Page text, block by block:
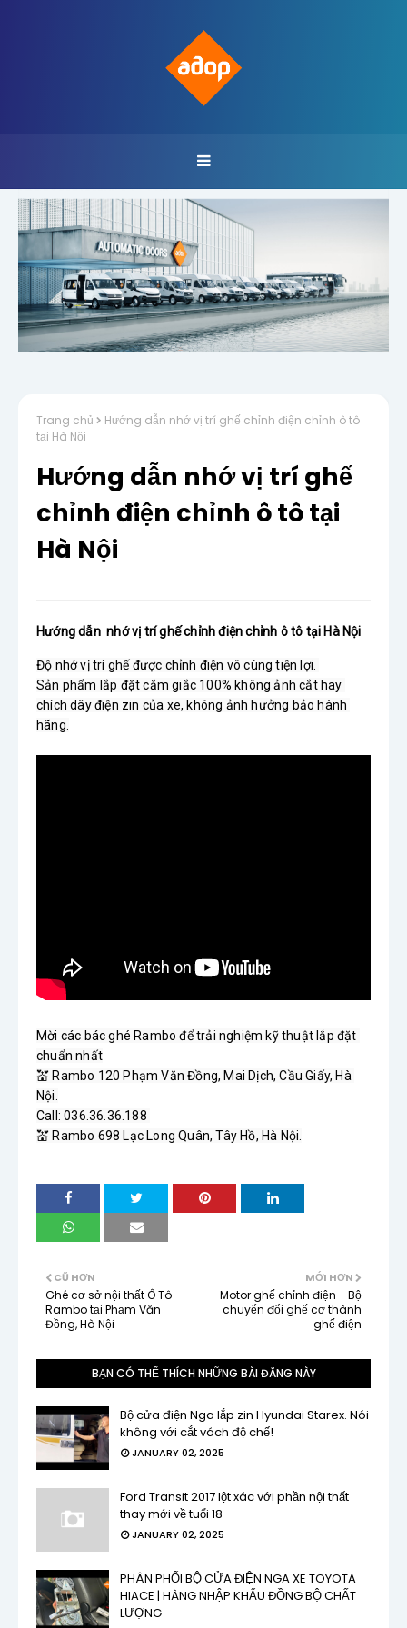
Trang chủ
Hướng dẫn nhớ vị trí ghế chỉnh điện chỉnh ô tô
tại Hà Nội
Hướng dẫn nhớ vị trí ghế
chỉnh điện chỉnh ô tô tại
Hà Nội
Hướng dẫn  nhớ vị trí ghế chỉnh điện chỉnh ô tô tại Hà Nội
Độ nhớ vị trí ghế được chỉnh điện vô cùng tiện lợi.
Sản phẩm lắp đặt cắm giắc 100% không ảnh cắt hay
chích dây điện zin của xe, không ảnh hưởng bảo hành
Mời các bác ghé Rambo để trải nghiệm kỹ thuật lắp đặt
chuẩn nhất
💒 Rambo 120 Phạm Văn Đồng, Mai Dịch, Cầu Giấy, Hà
Nội.
Call: 036.36.36.188
💒 Rambo 698 Lạc Long Quân, Tây Hồ, Hà Nội.
MỚI HƠN
Motor ghế chỉnh điện - Bộ
chuyển đổi ghế cơ thành
ghế điện
CŨ HƠN
Ghé cơ sở nội thất Ô Tô
Rambo tại Phạm Văn
Đồng, Hà Nội
BẠN CÓ THỂ THÍCH NHỮNG BÀI ĐĂNG NÀY
Bộ cửa điện Nga lắp zin Hyundai Starex. Nói
không với cắt vách độ chế!
JANUARY 02, 2025
Ford Transit 2017 lột xác với phần nội thất
thay mới về tuổi 18
JANUARY 02, 2025
PHÂN PHỐI BỘ CỬA ĐIỆN NGA XE TOYOTA
HIACE | HÀNG NHẬP KHẨU ĐỒNG BỘ CHẤT
LƯỢNG